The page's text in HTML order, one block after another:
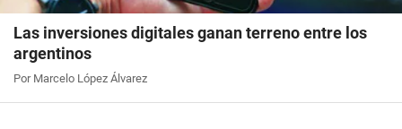
Las inversiones digitales ganan terreno entre los
argentinos
Por Marcelo López Álvarez